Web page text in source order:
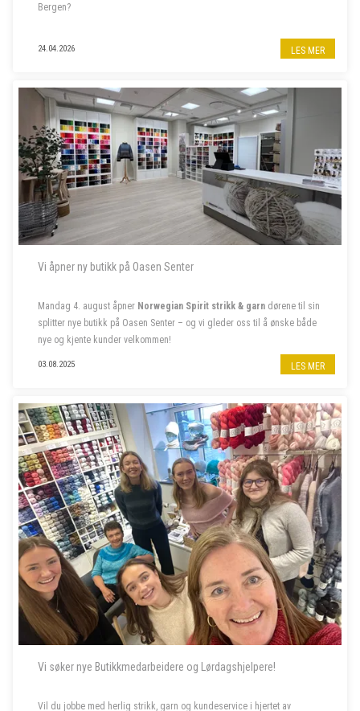
Bergen?
Til garnbutikken vår i Bergen sentrum søker vi butikkmedarbeider i
80% stilling, samt to sommervikarer. Les mer om stillingene nedenfor.
- - - - -
24.04.2026 LES MER
Vi åpner ny butikk på Oasen Senter
Mandag 4. august åpner Norwegian Spirit strikk & garn dørene til sin
splitter nye butikk på Oasen Senter – og vi gleder oss til å ønske både
nye og kjente kunder velkommen!
03.08.2025 LES MER
Vi søker nye Butikkmedarbeidere og Lørdagshjelpere!
Vil du jobbe med herlig strikk, garn og kundeservice i hjertet av